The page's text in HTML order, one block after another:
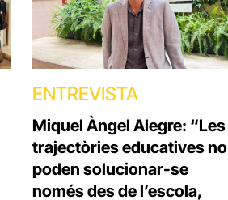
ENTREVISTA
Miquel Àngel Alegre: “Les
trajectòries educatives no
poden solucionar-se
només des de l’escola,